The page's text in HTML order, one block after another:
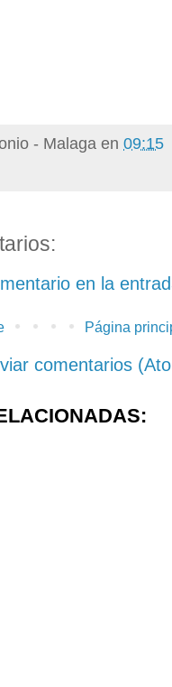
- Malaga en 09:15
en la
Página
comentarios